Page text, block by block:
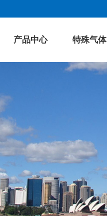
产品中心 特殊气体